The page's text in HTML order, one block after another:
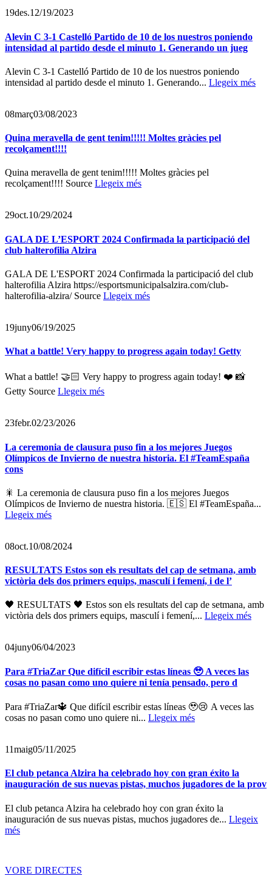
19des.12/19/2023
Alevin C 3-1 Castelló Partido de 10 de los nuestros poniendo
intensidad al partido desde el minuto 1. Generando un jueg
Alevin C 3-1 Castelló Partido de 10 de los nuestros poniendo
intensidad al partido desde el minuto 1. Generando... Llegeix més
08març03/08/2023
Quina meravella de gent tenim!!!!! Moltes gràcies pel
recolçament!!!!
Quina meravella de gent tenim!!!!! Moltes gràcies pel
recolçament!!!! Source Llegeix més
29oct.10/29/2024
GALA DE L’ESPORT 2024 Confirmada la participació del
club halterofilia Alzira
GALA DE L'ESPORT 2024 Confirmada la participació del club
halterofilia Alzira https://esportsmunicipalsalzira.com/club-
halterofilia-alzira/ Source Llegeix més
19juny06/19/2025
What a battle! Very happy to progress again today! Getty
What a battle! 🤝🏻 Very happy to progress again today! ❤️ 📸
Getty Source Llegeix més
23febr.02/23/2026
La ceremonia de clausura puso fin a los mejores Juegos
Olímpicos de Invierno de nuestra historia. El #TeamEspaña
cons
🎇 La ceremonia de clausura puso fin a los mejores Juegos
Olímpicos de Invierno de nuestra historia. 🇪🇸 El #TeamEspaña...
Llegeix més
08oct.10/08/2024
RESULTATS Estos son els resultats del cap de setmana, amb
victòria dels dos primers equips, masculí i femení, i de l’
🖤 RESULTATS 🖤 Estos son els resultats del cap de setmana, amb
victòria dels dos primers equips, masculí i femení,... Llegeix més
04juny06/04/2023
Para #TriaZar Que difícil escribir estas líneas 🥹 A veces las
cosas no pasan como uno quiere ni tenía pensado, pero d
Para #TriaZar🔱 Que difícil escribir estas líneas 🥹😢 A veces las
cosas no pasan como uno quiere ni... Llegeix més
11maig05/11/2025
El club petanca Alzira ha celebrado hoy con gran éxito la
inauguración de sus nuevas pistas, muchos jugadores de la prov
El club petanca Alzira ha celebrado hoy con gran éxito la
inauguración de sus nuevas pistas, muchos jugadores de... Llegeix
més
VORE DIRECTES